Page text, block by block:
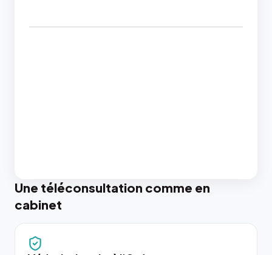
Une téléconsultation comme en
cabinet